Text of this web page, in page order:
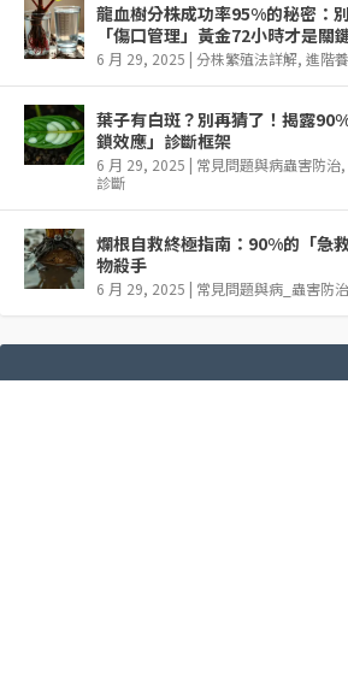
龍血樹分株成功率95%的秘密：
「傷口管理」黃金72小時才是關
6 月 29, 2025 | 分株繁殖法詳解, 進階
葉子有白斑？別再猜了！揭露
鎖效應」診斷框架
6 月 29, 2025 | 常見問題與病蟲害防治,
診斷
爛根自救終極指南：90%的「急
物殺手
6 月 29, 2025 | 常見問題與病_蟲害防治